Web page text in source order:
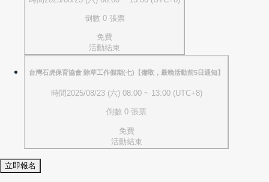
倒數 0 張票
免費
活動結束
台灣石虎保育協會 除草工作假期(七)【備取，最晚活動前5日通知】
時間 2025/08/23 (六) 08:00 ~ 13:00 (UTC+8)
倒數 0 張票
免費
活動結束
立即報名